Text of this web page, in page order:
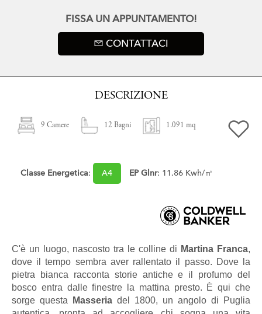
FISSA UN APPUNTAMENTO!
CONTATTACI
DESCRIZIONE
9 Camere 12 Bagni 1.091 mq
Classe Energetica: A4 EP Glnr: 11.86 Kwh/㎡
C'è un luogo, nascosto tra le colline di Martina Franca,
dove il tempo sembra aver rallentato il passo. Dove la
pietra bianca racconta storie antiche e il profumo del
bosco entra dalle finestre la mattina presto. È qui che
sorge questa
Masseria del 1800, un angolo di Puglia